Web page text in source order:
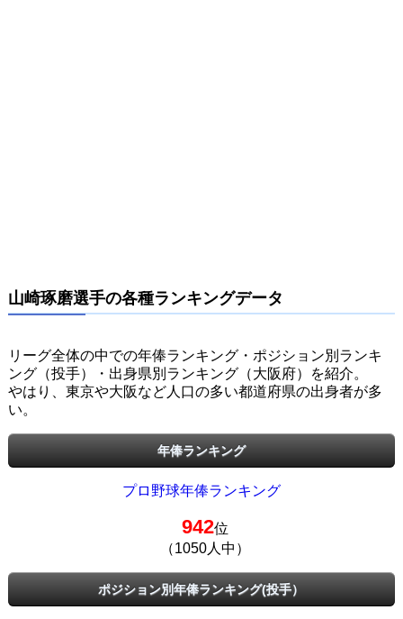
山崎琢磨選手の各種ランキングデータ
リーグ全体の中での年俸ランキング・ポジション別ランキ
ング（投手）・出身県別ランキング（大阪府）を紹介。
やはり、東京や大阪など人口の多い都道府県の出身者が多
い。
年俸ランキング
プロ野球年俸ランキング
942位
（1050人中）
ポジション別年俸ランキング(投手）